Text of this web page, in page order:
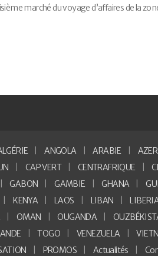
marché du voyage d’affaires de la
ANGOLA ARABIE
CAP VERT CENTRAFRIQUE
GABON GAMBIE GHANA
KENYA LAOS LIBAN
OMAN OUGANDA
TOGO VENEZUELA
PROMOS Actualités